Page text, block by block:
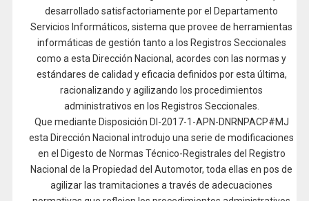
desarrollado satisfactoriamente por el Departamento
Servicios Informáticos, sistema que provee de herramientas
informáticas de gestión tanto a los Registros Seccionales
como a esta Dirección Nacional, acordes con las normas y
estándares de calidad y eficacia definidos por esta última,
racionalizando y agilizando los procedimientos
administrativos en los Registros Seccionales.
Que mediante Disposición DI-2017-1-APN-DNRNPACP#MJ
esta Dirección Nacional introdujo una serie de modificaciones
en el Digesto de Normas Técnico-Registrales del Registro
Nacional de la Propiedad del Automotor, toda ellas en pos de
agilizar las tramitaciones a través de adecuaciones